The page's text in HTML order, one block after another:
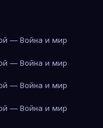
— Война и мир
— Война и мир
— Война и мир
— Война и мир